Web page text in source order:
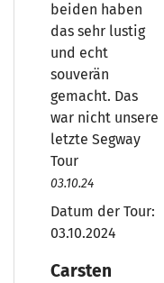
beiden haben
das sehr lustig
und echt
souverän
gemacht. Das
war nicht unsere
letzte Segway
Tour
03.10.24
Datum der Tour:
03.10.2024
Carsten